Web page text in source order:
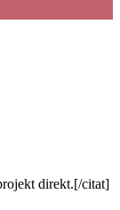
direkt.[/citat]